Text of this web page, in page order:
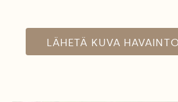
LÄHETÄ KUVA